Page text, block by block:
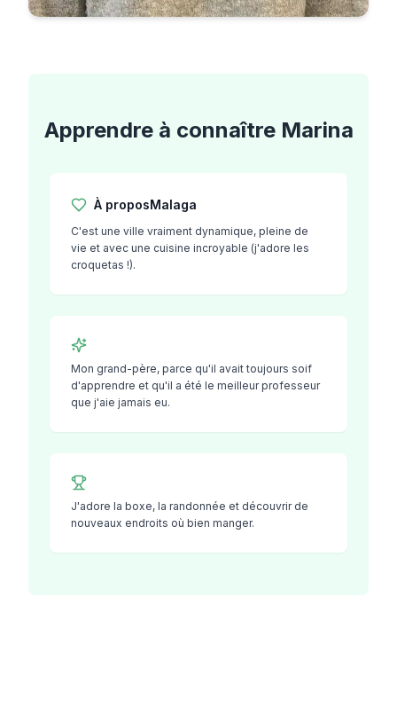
Apprendre à connaître Marina
À proposMalaga
C'est une ville vraiment dynamique, pleine de
vie et avec une cuisine incroyable (j'adore les
croquetas !).
Mon grand-père, parce qu'il avait toujours soif
d'apprendre et qu'il a été le meilleur professeur
que j'aie jamais eu.
J'adore la boxe, la randonnée et découvrir de
nouveaux endroits où bien manger.